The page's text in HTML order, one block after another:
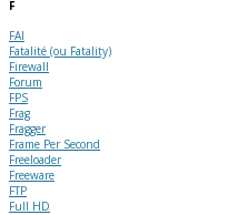
F
FAI
Fatalité (ou Fatality)
Firewall
Forum
FPS
Frag
Fragger
Frame Per Second
Freeloader
Freeware
FTP
Full HD